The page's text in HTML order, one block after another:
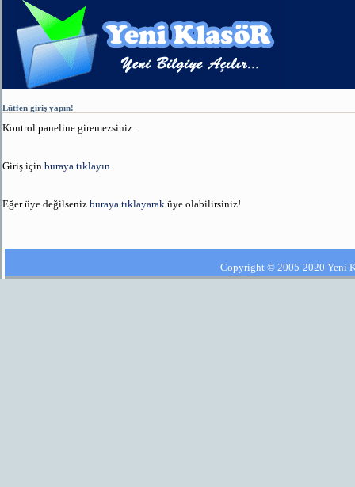
Lütfen giriş yapın!
Kontrol paneline giremezsiniz.
Giriş için buraya tıklayın
Eğer üye değilseniz buraya tıklayarak üye olabilirsiniz!
Copyright © 2005-2020 Yeni